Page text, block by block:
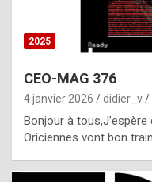
2025
CEO-MAG 376
4 janvier 2026 didier_v
Bonjour à
Oriciennes vont bon